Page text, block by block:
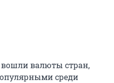
вошли валюты стран,
среди